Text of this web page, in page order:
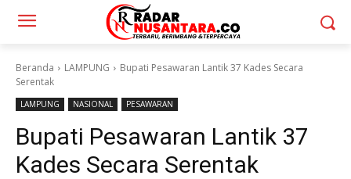
Beranda LAMPUNG
Bupati Pesawaran Lantik 37 Kades Secara
Serentak
LAMPUNG NASIONAL PESAWARAN
Bupati Pesawaran Lantik 37
Kades Secara Serentak